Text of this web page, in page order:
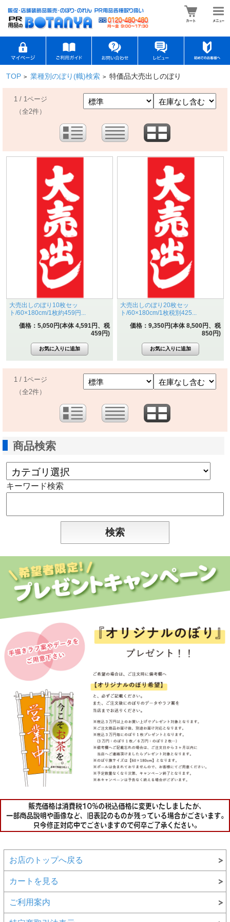
TOP > 業種別のぼり(幟)検索 > 特価品大売出しのぼり
1 / 1ページ
（全2件）
大売出しのぼり10枚セッ
ト/60×180cm/1枚約459円...
価格：5,050円(本体 4,591円、税
459円)
大売出しのぼり20枚セッ
ト/60×180cm/1枚税別425...
価格：9,350円(本体 8,500円、税
850円)
1 / 1ページ
（全2件）
商品検索
キーワード検索
お店のトップへ戻る
カートを見る
ご利用案内